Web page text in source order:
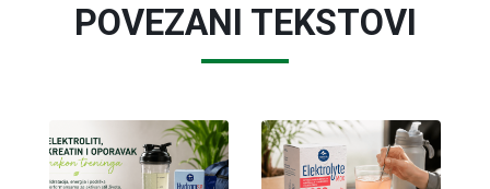
POVEZANI TEKSTOVI